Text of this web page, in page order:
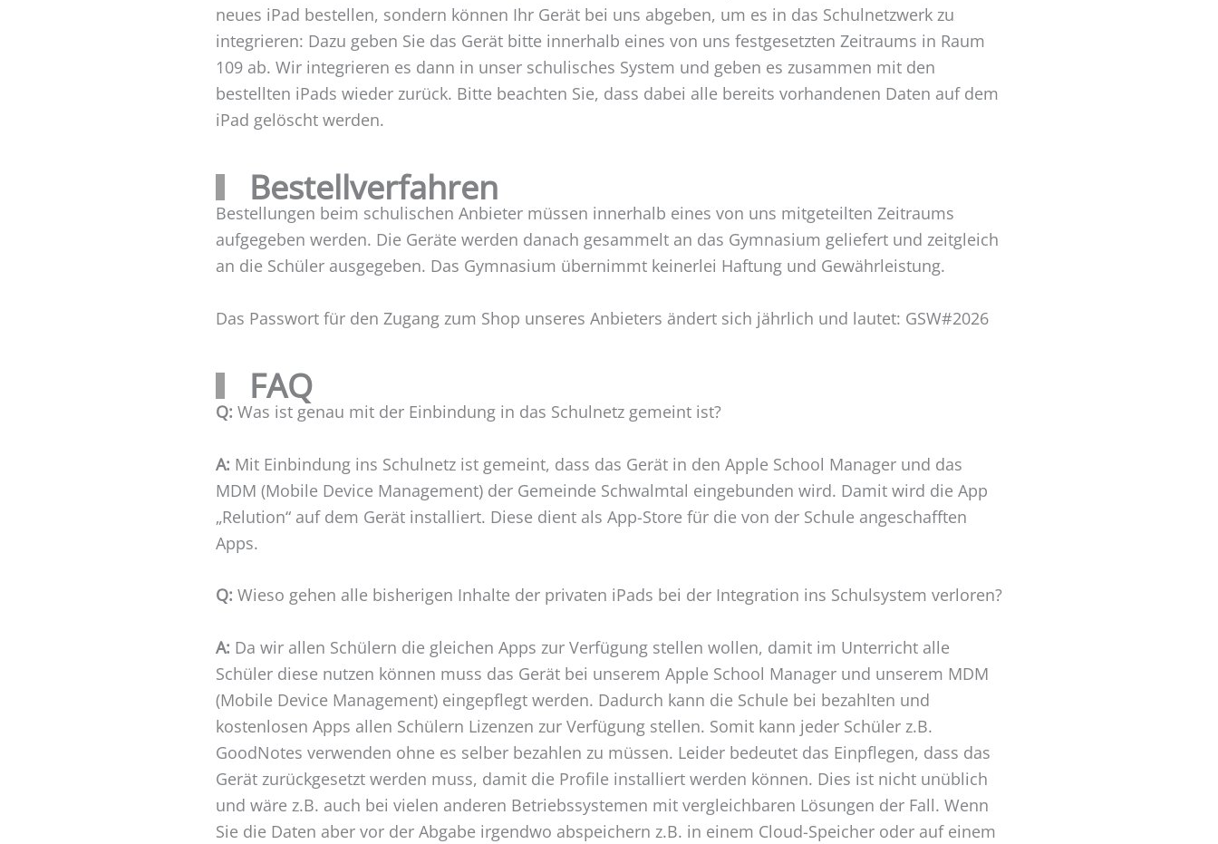
neues iPad bestellen, sondern können Ihr Gerät bei uns abgeben, um es in das Schulnetzwerk zu
integrieren: Dazu geben Sie das Gerät bitte innerhalb eines von uns festgesetzten Zeitraums in Raum
109 ab. Wir integrieren es dann in unser schulisches System und geben es zusammen mit den
bestellten iPads wieder zurück. Bitte beachten Sie, dass dabei alle bereits vorhandenen Daten auf dem
iPad gelöscht werden.
Bestellverfahren
Bestellungen beim schulischen Anbieter müssen innerhalb eines von uns mitgeteilten Zeitraums
aufgegeben werden. Die Geräte werden danach gesammelt an das Gymnasium geliefert und zeitgleich
an die Schüler ausgegeben. Das Gymnasium übernimmt keinerlei Haftung und Gewährleistung.
Das Passwort für den Zugang zum Shop unseres Anbieters ändert sich jährlich und lautet: GSW#2026
FAQ
Q: Was ist genau mit der Einbindung in das Schulnetz gemeint ist?
A: Mit Einbindung ins Schulnetz ist gemeint, dass das Gerät in den Apple School Manager und das
MDM (Mobile Device Management) der Gemeinde Schwalmtal eingebunden wird. Damit wird die App
„Relution“ auf dem Gerät installiert. Diese dient als App-Store für die von der Schule angeschafften
Apps.
Q: Wieso gehen alle bisherigen Inhalte der privaten iPads bei der Integration ins Schulsystem verloren?
A: Da wir allen Schülern die gleichen Apps zur Verfügung stellen wollen, damit im Unterricht alle
Schüler diese nutzen können muss das Gerät bei unserem Apple School Manager und unserem MDM
(Mobile Device Management) eingepflegt werden. Dadurch kann die Schule bei bezahlten und
kostenlosen Apps allen Schülern Lizenzen zur Verfügung stellen. Somit kann jeder Schüler z.B.
GoodNotes verwenden ohne es selber bezahlen zu müssen. Leider bedeutet das Einpflegen, dass das
Gerät zurückgesetzt werden muss, damit die Profile installiert werden können. Dies ist nicht unüblich
und wäre z.B. auch bei vielen anderen Betriebssystemen mit vergleichbaren Lösungen der Fall. Wenn
Sie die Daten aber vor der Abgabe irgendwo abspeichern z.B. in einem Cloud-Speicher oder auf einem